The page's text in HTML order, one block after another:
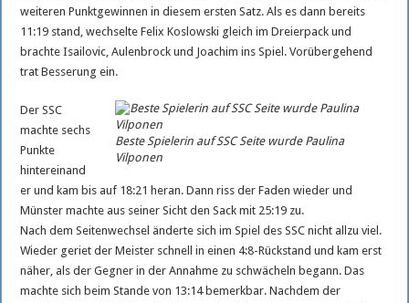
weiteren Punktgewinnen in diesem ersten Satz. Als es dann bereits
11:19 stand, wechselte Felix Koslowski gleich im Dreierpack und
brachte Isailovic, Aulenbrock und Joachim ins Spiel. Vorübergehend
trat Besserung ein.
Beste Spielerin auf SSC Seite wurde Paulina
Vilponen
Der SSC
machte sechs
Punkte
hintereinand
er und kam bis auf 18:21 heran. Dann riss der Faden wieder und
Münster machte aus seiner Sicht den Sack mit 25:19 zu.
Nach dem Seitenwechsel änderte sich im Spiel des SSC nicht allzu viel.
Wieder geriet der Meister schnell in einen 4:8-Rückstand und kam erst
näher, als der Gegner in der Annahme zu schwächeln begann. Das
machte sich beim Stande von 13:14 bemerkbar. Nachdem der